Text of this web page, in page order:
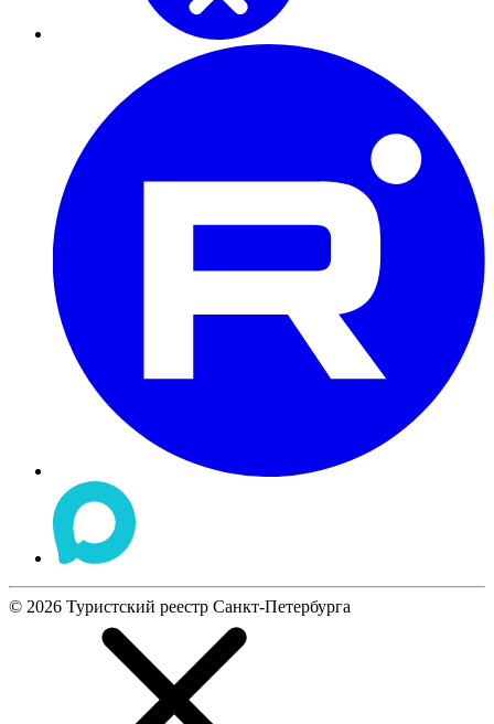
© 2026 Туристский реестр Санкт-Петербурга